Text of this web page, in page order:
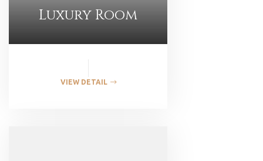
Luxury Room
VIEW DETAIL